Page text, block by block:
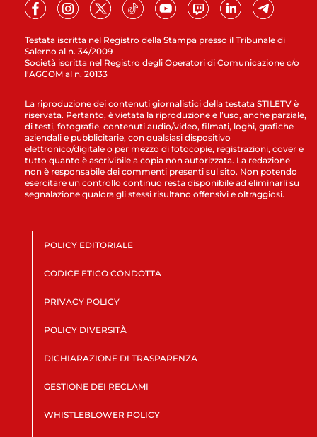
Testata iscritta nel Registro della Stampa presso il Tribunale di
Salerno al n. 34/2009
Società iscritta nel Registro degli Operatori di Comunicazione c/o
l’AGCOM al n. 20133
La riproduzione dei contenuti giornalistici della testata STILETV è
riservata. Pertanto, è vietata la riproduzione e l’uso, anche parziale,
di testi, fotografie, contenuti audio/video, filmati, loghi, grafiche
aziendali e pubblicitarie, con qualsiasi dispositivo
elettronico/digitale o per mezzo di fotocopie, registrazioni, cover e
tutto quanto è ascrivibile a copia non autorizzata. La redazione
non è responsabile dei commenti presenti sul sito. Non potendo
esercitare un controllo continuo resta disponibile ad eliminarli su
segnalazione qualora gli stessi risultano offensivi e oltraggiosi.
POLICY EDITORIALE
CODICE ETICO CONDOTTA
PRIVACY POLICY
POLICY DIVERSITÀ
DICHIARAZIONE DI TRASPARENZA
GESTIONE DEI RECLAMI
WHISTLEBLOWER POLICY